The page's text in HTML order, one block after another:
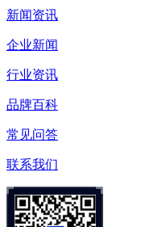
新闻资讯
企业新闻
行业资讯
品牌百科
常见问答
联系我们